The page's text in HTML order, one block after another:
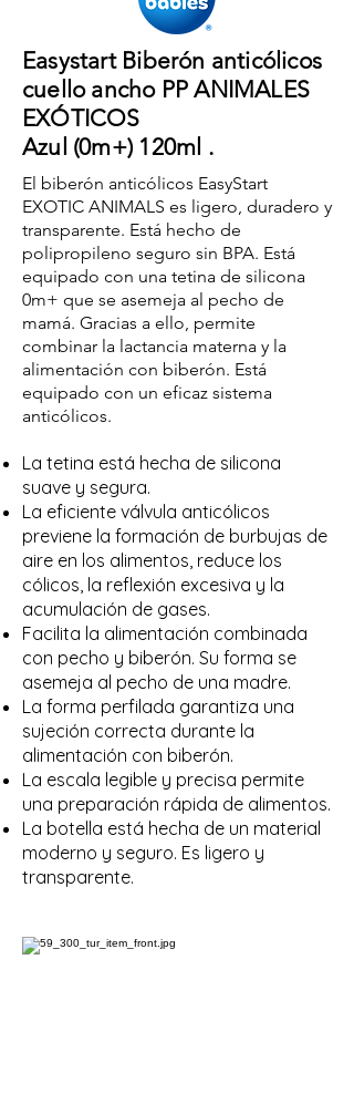
Easystart Biberón anticólicos
cuello ancho PP ANIMALES
EXÓTICOS
Azul (0m+) 120ml .
El biberón anticólicos EasyStart
EXOTIC ANIMALS es ligero, duradero y
transparente. Está hecho de
polipropileno seguro sin BPA. Está
equipado con una tetina de silicona
0m+ que se asemeja al pecho de
mamá. Gracias a ello, permite
combinar la lactancia materna y la
alimentación con biberón. Está
equipado con un eficaz sistema
anticólicos.
La tetina está hecha de silicona
suave y segura.
La eficiente válvula anticólicos
previene la formación de burbujas de
aire en los alimentos, reduce los
cólicos, la reflexión excesiva y la
acumulación de gases.
Facilita la alimentación combinada
con pecho y biberón. Su forma se
asemeja al pecho de una madre.
La forma perfilada garantiza una
sujeción correcta durante la
alimentación con biberón.
La escala legible y precisa permite
una preparación rápida de alimentos.
La botella está hecha de un material
moderno y seguro. Es ligero y
transparente.